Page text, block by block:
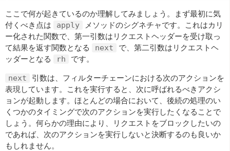
ここで何が起きているのか理解してみましょう。まず最初に気
付くべき点は
apply
メソッドのシグネチャです。これはカリ
ー化された関数で、第一引数はリクエストヘッダーを受け取っ
て結果を返す関数となる
next
で、第二引数はリクエストヘ
ッダーとなる
rh です。
next
引数は、フィルターチェーンにおける次のアクションを
表現しています。これを実行すると、次に呼ばれるべきアクシ
ョンが起動します。ほとんどの場合において、後続の処理のい
くつかのタイミングで次のアクションを実行したくなることで
しょう。何らかの理由により、リクエストをブロックしたいの
であれば、次のアクションを実行しないと決断するのも良いか
もしれません。